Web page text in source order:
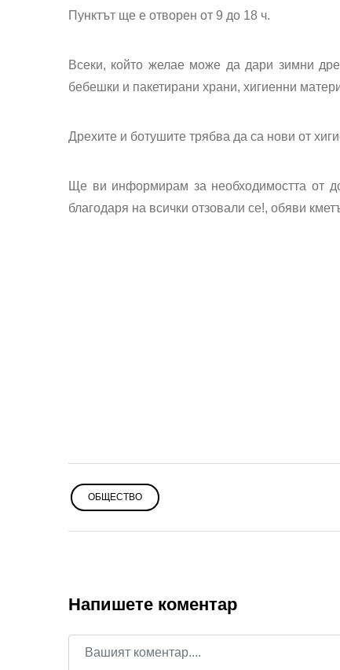
Пунктът ще е отворен от 9 до 18 ч.
Всеки, който желае може да дари зимни
бебешки и пакетирани храни, хигиенни
Дрехите и ботушите трябва да са нови от
Ще ви информирам за необходимостта от
благодаря на всички отзовали се!, обяви
ОБЩЕСТВО
Напишете коментар